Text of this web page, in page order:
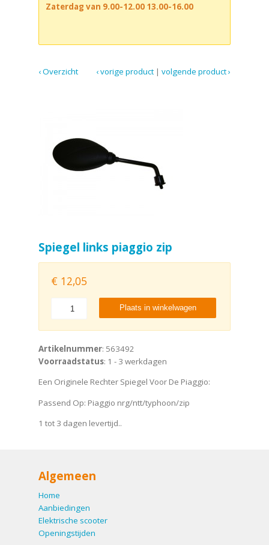
Zaterdag van 9.00-12.00 13.00-16.00
‹ Overzicht volgende product ›
|
‹ vorige product
Spiegel links piaggio zip
€ 12,05
Plaats in winkelwagen
Artikelnummer: 563492
Voorraadstatus: 1 - 3 werkdagen
Een Originele Rechter Spiegel Voor De Piaggio:
Passend Op: Piaggio nrg/ntt/typhoon/zip
1 tot 3 dagen levertijd..
Algemeen
Home
Aanbiedingen
Elektrische scooter
Openingstijden